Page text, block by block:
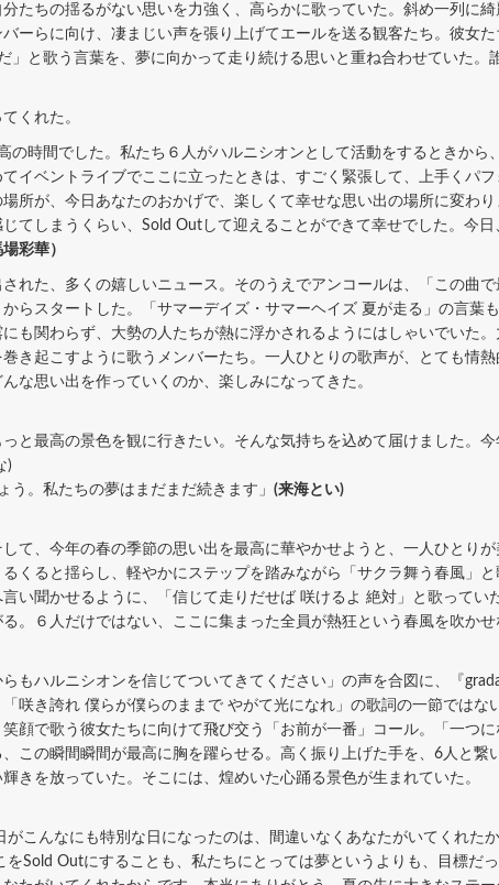
たちの揺るがない思いを力強く、高らかに歌っていた。斜め一列に
ーらに向け、凄まじい声を張り上げてエールを送る観客たち。彼女
」と歌う言葉を、夢に向かって走り続ける思いと重ね合わせていた。
くれた。
の時間でした。私たち６人がハルニシオンとして活動をするときから
イベントライブでここに立ったときは、すごく緊張して、上手くパ
所が、今日あなたのおかげで、楽しくて幸せな思い出の場所に変わ
てしまうくらい、Sold Outして迎えることができて幸せでした。今
場彩華）
れた、多くの嬉しいニュース。そのうえでアンコールは、「この曲
らスタートした。「サマーデイズ・サマーヘイズ 夏が走る」の言葉
も関わらず、大勢の人たちが熱に浮かされるようにはしゃいでいた
き起こすように歌うメンバーたち。一人ひとりの歌声が、とても情
な思い出を作っていくのか、楽しみになってきた。
と最高の景色を観に行きたい。そんな気持ちを込めて届けました。
)
。私たちの夢はまだまだ続きます」 (来海とい)
て、今年の春の季節の思い出を最高に華やかせようと、一人ひとり
るくると揺らし、軽やかにステップを踏みながら「サクラ舞う春風」
い聞かせるように、「信じて走りだせば 咲けるよ 絶対」と歌って
。６人だけではない、ここに集まった全員が熱狂という春風を吹か
もハルニシオンを信じてついてきてください」の声を合図に、『
咲き誇れ 僕らが僕らのままで やがて光になれ」の歌詞の一節ではな
顔で歌う彼女たちに向けて飛び交う「お前が一番」コール。「一つ
この瞬間瞬間が最高に胸を躍らせる。高く振り上げた手を、6人と繋
きを放っていた。そこには、煌めいた心踊る景色が生まれていた。
こんなにも特別な日になったのは、間違いなくあなたがいてくれたか
をSold Outにすることも、私たちにとっては夢というよりも、目標だ